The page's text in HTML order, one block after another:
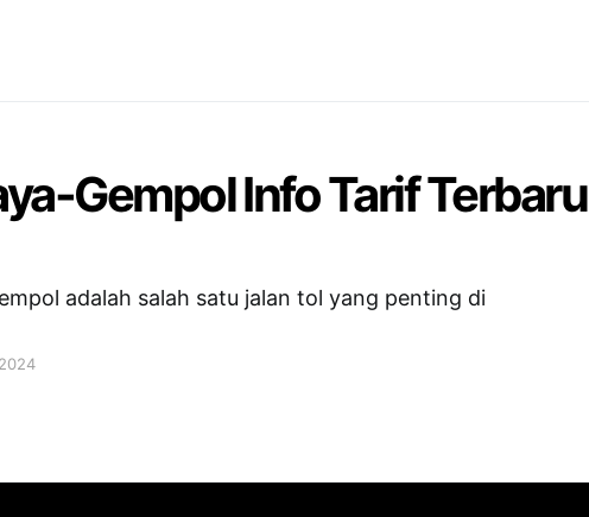
Gempol Info Tarif Terbaru
adalah salah satu jalan tol yang penting di